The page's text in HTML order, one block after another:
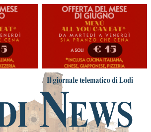
HOME
CRONACA
POLITICA